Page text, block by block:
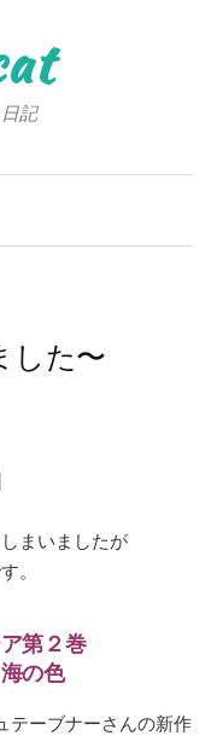
記
検
した〜
まいましたが
。
第２巻
の色
テーブナーさんの新作